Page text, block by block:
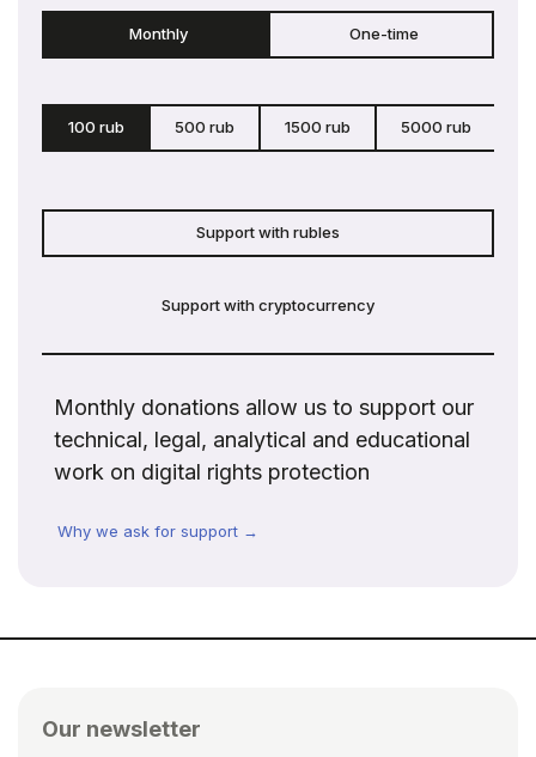
Monthly One-time
100 rub 500 rub 1500 rub 5000 rub
Support with rubles
Support with cryptocurrency
Monthly donations allow us to support our
technical, legal, analytical and educational
work on digital rights protection
Why we ask for support →
Our newsletter